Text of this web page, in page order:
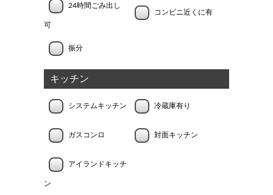
24時間ごみ出し
可
コンビニ近くに有
振分
キッチン
システムキッチン 冷蔵庫有り
ガスコンロ 対面キッチン
アイランドキッチ
ン